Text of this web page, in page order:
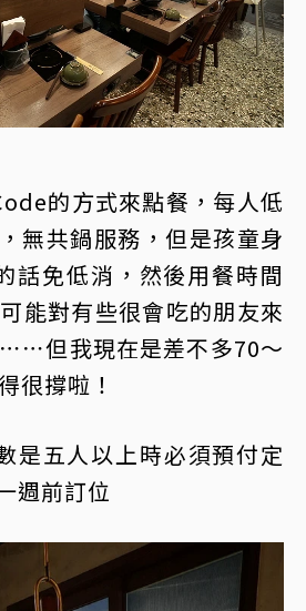
的方式來點餐，每人低
無共鍋服務，但是孩童身
話免低消，然後用餐時間
能對有些很會吃的朋友來
但我現在是差不多70～
很撐啦！
是五人以上時必須預付定
週前訂位